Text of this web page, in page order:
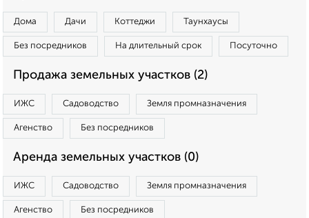
Дома Дачи Коттеджи Таунхаусы
Без посредников На длительный срок Посуточно
Продажа земельных участков (2)
ИЖС Садоводство Земля промназначения
Агенство Без посредников
Аренда земельных участков (0)
ИЖС Садоводство Земля промназначения
Агенство Без посредников